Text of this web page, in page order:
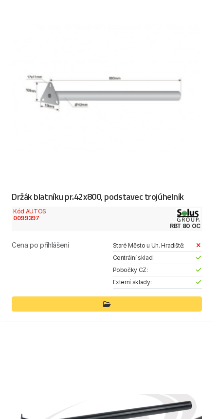
Držák blatníku pr.42x800, podstavec trojúhelník
Kód AUTOS
0099397
RBT 80 OC
Cena po přihlášení
Staré Město u Uh. Hradiště:
Centrální sklad:
Pobočky CZ:
Externí sklady: